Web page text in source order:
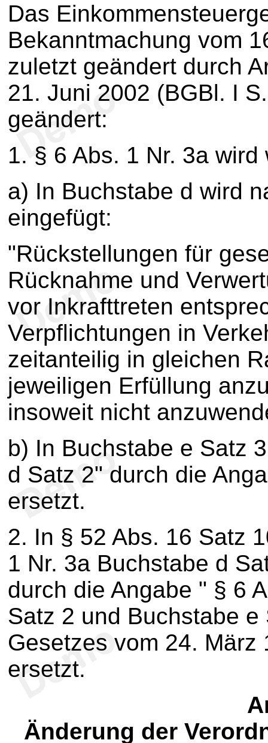
Das
Bekanntmachung vom
zuletzt geändert durch
21. Juni 2002 (BGBl. I
geändert:
1. § 6 Abs. 1 Nr. 3a
a) In Buchstabe d wird
eingefügt:
"Rückstellungen für
Rücknahme und
vor Inkrafttreten
Verpflichtungen in
zeitanteilig in gleichen
jeweiligen Erfüllung
insoweit nicht
b) In Buchstabe e Satz
d Satz 2" durch die
ersetzt.
2. In § 52 Abs. 16 Satz
1 Nr. 3a Buchstabe d
durch die Angabe " § 6
Satz 2 und Buchstabe
Gesetzes vom 24. März
ersetzt.
Änderung der